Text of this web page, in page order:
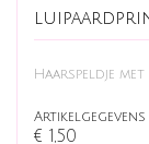
Haarspeldje
Artikelgegevens …
€ 1,50